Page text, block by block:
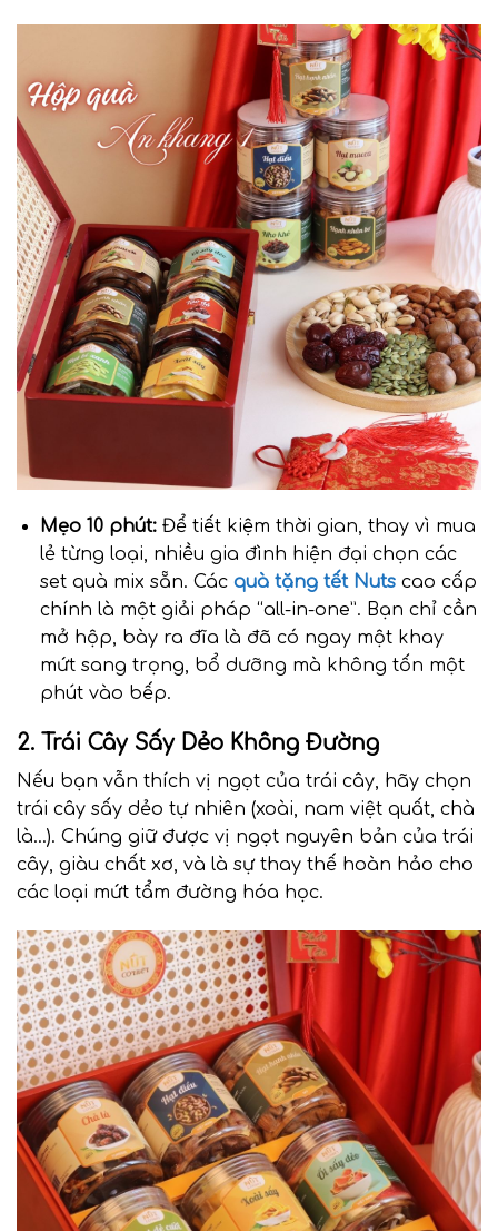
Mẹo 10 phút:Để tiết kiệm thời gian, thay vì mua
lẻ từng loại, nhiều gia đình hiện đại chọn các
set quà mix sẵn. Các quà tặng tết Nutscao cấp
chính là một giải pháp “all-in-one”. Bạn chỉ cần
mở hộp, bày ra đĩa là đã có ngay một khay
mứt sang trọng, bổ dưỡng mà không tốn một
phút vào bếp.
2. Trái Cây Sấy Dẻo Không Đường
Nếu bạn vẫn thích vị ngọt của trái cây, hãy chọn
trái cây sấy dẻo tự nhiên (xoài, nam việt quất, chà
là…). Chúng giữ được vị ngọt nguyên bản của trái
cây, giàu chất xơ, và là sự thay thế hoàn hảo cho
các loại mứt tẩm đường hóa học.